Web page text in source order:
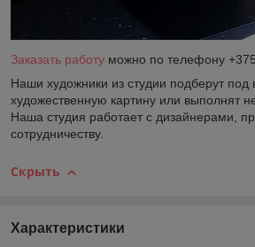
Заказать работу можно по телефону
Наши художники из студии подберут под
художественную картину или выполнят
Наша студия работает с дизайнерами,
сотрудничеству.
Скрыть
Характеристики